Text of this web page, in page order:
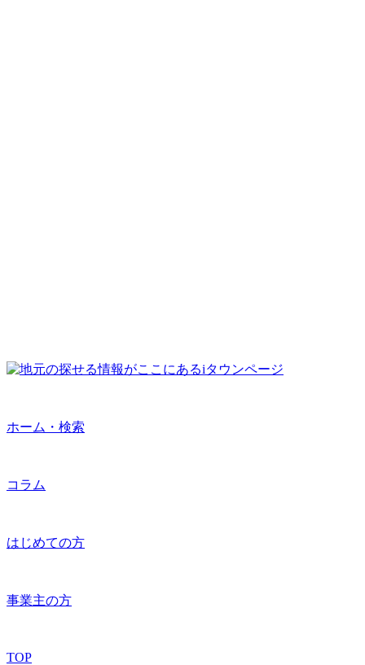
ホーム・検索
コラム
はじめての方
事業主の方
TOP